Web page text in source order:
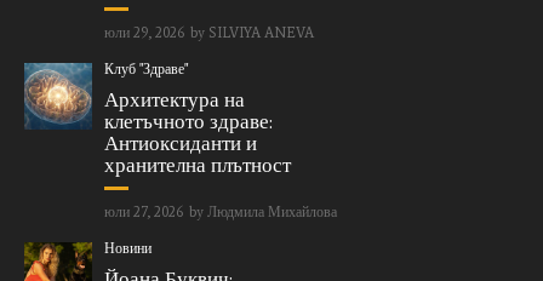
юли 29, 2026 by SILVIYA ANEVA
Клуб "Здраве"
Архитектура на
клетъчното здраве:
Антиоксиданти и
хранителна плътност
юли 27, 2026 by Людмила Михайлова
Новини